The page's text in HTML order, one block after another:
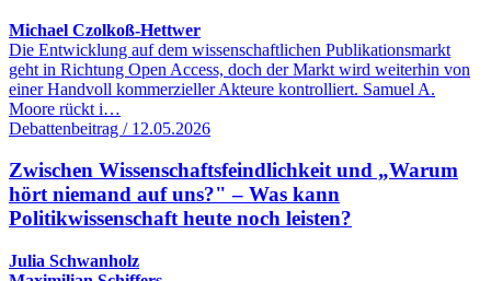
Michael Czolkoß-Hettwer
Die Entwicklung auf dem wissenschaftlichen Publikationsmarkt
geht in Richtung Open Access, doch der Markt wird weiterhin von
einer Handvoll kommerzieller Akteure kontrolliert. Samuel A.
Moore rückt i…
Debattenbeitrag / 12.05.2026
Zwischen Wissenschaftsfeindlichkeit und „Warum
hört niemand auf uns?" – Was kann
Politikwissenschaft heute noch leisten?
Julia Schwanholz